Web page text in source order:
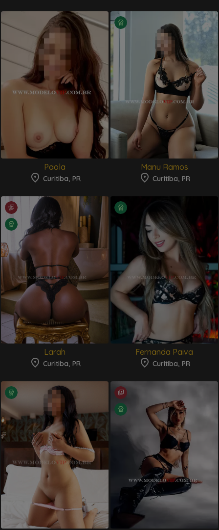
Paola
Curitiba, PR
Manu Ramos
Curitiba, PR
Larah
Curitiba, PR
Fernanda Paiva
Curitiba, PR